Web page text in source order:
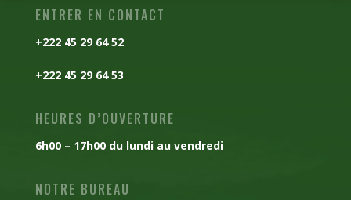
ENTRER EN CONTACT
+222 45 29 64 52
+222 45 29 64 53
HEURES D’OUVERTURE
6h00 – 17h00 du lundi au vendredi
NOTRE BUREAU